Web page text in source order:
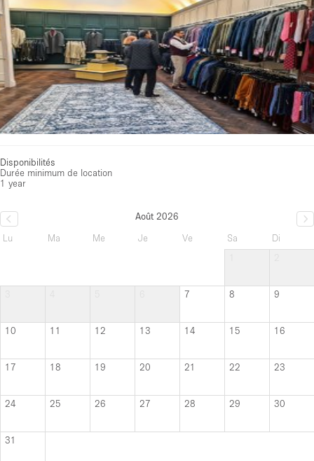
Disponibilités
Durée minimum de location
1 year
Août 2026
Lu
Ma Me Je Ve Sa
Di
7 8 9
10 11 12 13 14 15 16
17 18 19 20 21 22 23
24 25 26 27 28 29 30
31